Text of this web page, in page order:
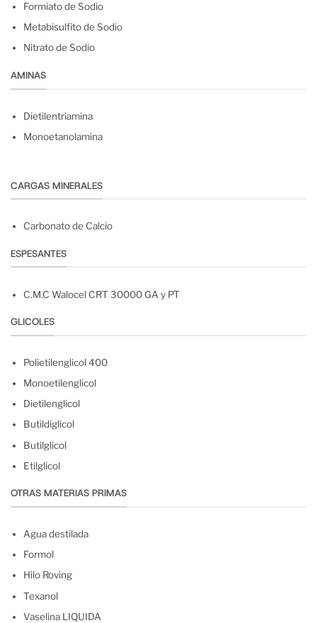
Formiato de Sodio
Metabisulfito de Sodio
Nitrato de Sodio
AMINAS
Dietilentriamina
Monoetanolamina
CARGAS MINERALES
Carbonato de Calcio
ESPESANTES
C.M.C Walocel CRT 30000 GA y PT
GLICOLES
Polietilenglicol 400
Monoetilenglicol
Dietilenglicol
Butildiglicol
Butilglicol
Etilglicol
OTRAS MATERIAS PRIMAS
Agua destilada
Formol
Hilo Roving
Texanol
Vaselina LIQUIDA